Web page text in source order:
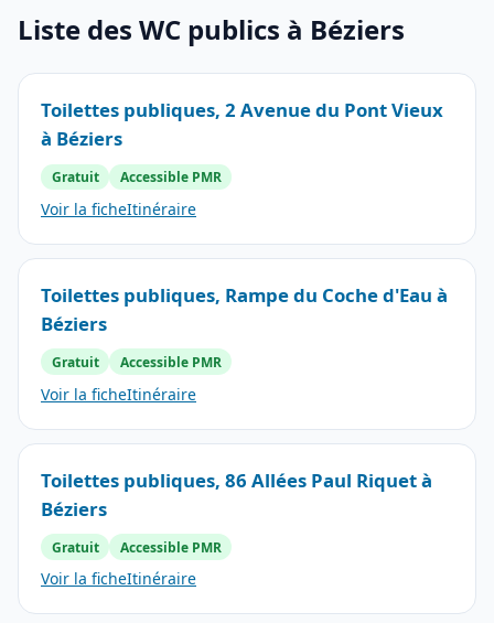
Liste des WC publics à Béziers
Toilettes publiques, 2 Avenue du Pont Vieux
à Béziers
Gratuit Accessible PMR
Voir la ficheItinéraire
Toilettes publiques, Rampe du Coche d'Eau à
Béziers
Gratuit Accessible PMR
Voir la ficheItinéraire
Toilettes publiques, 86 Allées Paul Riquet à
Béziers
Gratuit Accessible PMR
Voir la ficheItinéraire